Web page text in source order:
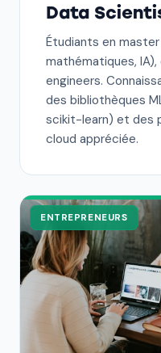
Data
Étudiants en
mathématiques,
engineers.
des bibliothèques
scikit-learn) et des
cloud appréciée.
ENTREPRENEURS